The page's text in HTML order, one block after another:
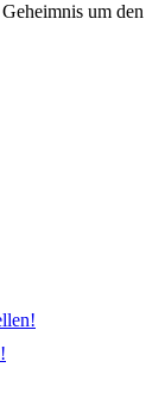
um den